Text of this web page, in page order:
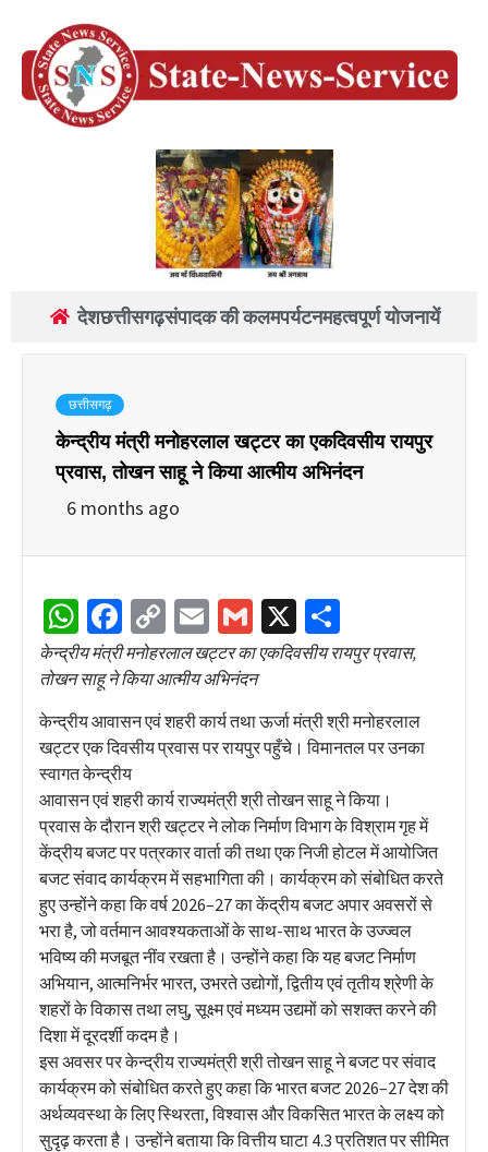
देशछत्तीसगढ़संपादक की कलमपर्यटनमहत्वपूर्ण योजनायें
छत्तीसगढ़
केन्द्रीय मंत्री मनोहरलाल खट्टर का एकदिवसीय रायपुर
प्रवास, तोखन साहू ने किया आत्मीय अभिनंदन
6 months ago
WhatsApp
Facebook
Copy
Link
EmailGmail
X
केन्द्रीय मंत्री मनोहरलाल खट्टर का एकदिवसीय रायपुर प्रवास,
तोखन साहू ने किया आत्मीय अभिनंदन
केन्द्रीय आवासन एवं शहरी कार्य तथा ऊर्जा मंत्री श्री मनोहरलाल
खट्टर एक दिवसीय प्रवास पर रायपुर पहुँचे। विमानतल पर उनका
स्वागत केन्द्रीय
आवासन एवं शहरी कार्य राज्यमंत्री श्री तोखन साहू ने किया।
प्रवास के दौरान श्री खट्टर ने लोक निर्माण विभाग के विश्राम गृह में
केंद्रीय बजट पर पत्रकार वार्ता की तथा एक निजी होटल में आयोजित
बजट संवाद कार्यक्रम में सहभागिता की। कार्यक्रम को संबोधित करते
हुए उन्होंने कहा कि वर्ष 2026–27 का केंद्रीय बजट अपार अवसरों से
भरा है, जो वर्तमान आवश्यकताओं के साथ-साथ भारत के उज्ज्वल
भविष्य की मजबूत नींव रखता है। उन्होंने कहा कि यह बजट निर्माण
अभियान, आत्मनिर्भर भारत, उभरते उद्योगों, द्वितीय एवं तृतीय श्रेणी के
शहरों के विकास तथा लघु, सूक्ष्म एवं मध्यम उद्यमों को सशक्त करने की
दिशा में दूरदर्शी कदम है।
इस अवसर पर केन्द्रीय राज्यमंत्री श्री तोखन साहू ने बजट पर संवाद
कार्यक्रम को संबोधित करते हुए कहा कि भारत बजट 2026–27 देश की
अर्थव्यवस्था के लिए स्थिरता, विश्वास और विकसित भारत के लक्ष्य को
सुदृढ़ करता है। उन्होंने बताया कि वित्तीय घाटा 4.3 प्रतिशत पर सीमित